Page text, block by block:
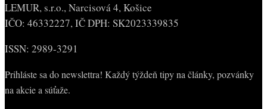
LEMUR, s.r.o., Narcisová 4, Košice
IČO: 46332227, IČ DPH: SK2023339835
ISSN: 2989-3291
Prihláste sa do newslettra! Každý týždeň tipy na články, pozvánky
na akcie a súťaže.